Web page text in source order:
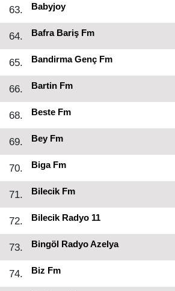
63. Babyjoy
64. Bafra Bariş Fm
65. Bandirma Genç Fm
66. Bartin Fm
68. Beste Fm
69. Bey Fm
70. Biga Fm
71. Bilecik Fm
72. Bilecik Radyo 11
73. Bingöl Radyo Azelya
74. Biz Fm